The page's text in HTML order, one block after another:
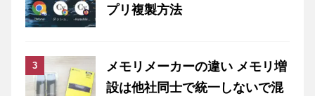
プリ複製方法
メモリメーカーの違い メモリ増
設は他社同士で統一しないで混